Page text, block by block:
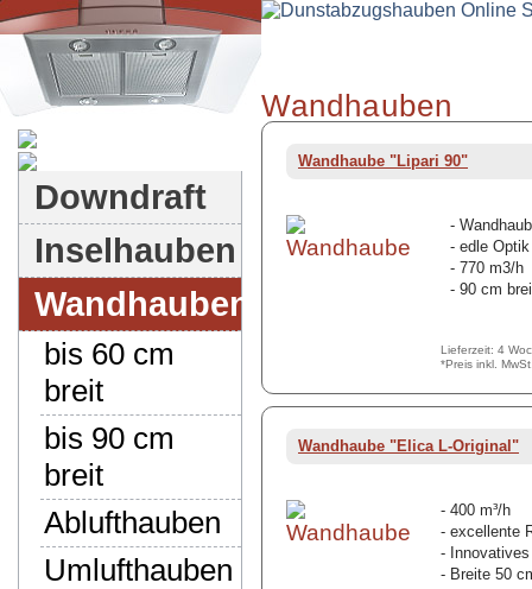
Downdraft
Inselhauben
Wandhauben
bis 60 cm
breit
bis 90 cm
breit
Ablufthauben
Umlufthauben
Wandhauben
Wandhaube "Lipari 90"
-
- edle Optik
- 770 m3/h
- 90 cm
Lieferzeit: 4
*Preis inkl.
Wandhaube "Elica L-Original"
- 400 m³/h
- excellente
-
- Breite 50